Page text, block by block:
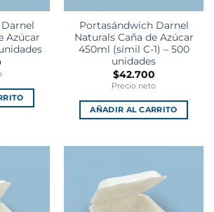
Azúcar
Portasándwich Darnel
Naturals Caña de Azúcar
450ml (símil C-1) – 500
unidades
$42.700
Precio neto
AÑADIR AL CARRITO